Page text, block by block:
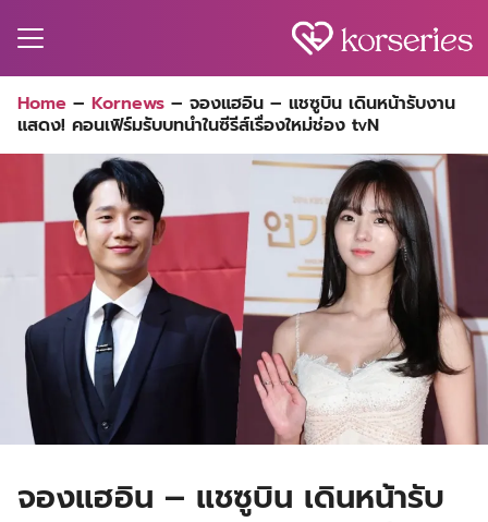
for:
Home – Kornews – จองแฮอิน – แชซูบิน เดินหน้ารับงาน
แสดง! คอนเฟิร์มรับบทนำในซีรีส์เรื่องใหม่ช่อง tvN
จองแฮอิน – แชซูบิน เดินหน้ารับ